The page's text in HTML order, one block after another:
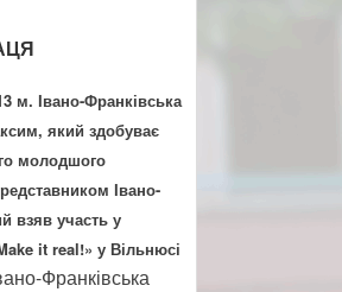
м. Івано-Франківська
який здобуває
молодшого
Івано-
взяв участь у
it real!» у Вільнюсі
Франківська